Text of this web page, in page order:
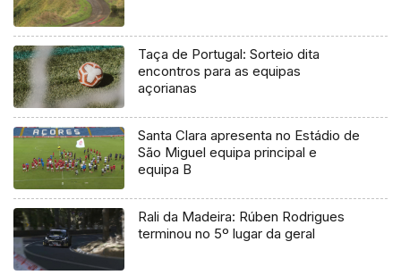
Taça de Portugal: Sorteio dita
encontros para as equipas
açorianas
Santa Clara apresenta no Estádio de
São Miguel equipa principal e
equipa B
Rali da Madeira: Rúben Rodrigues
terminou no 5º lugar da geral